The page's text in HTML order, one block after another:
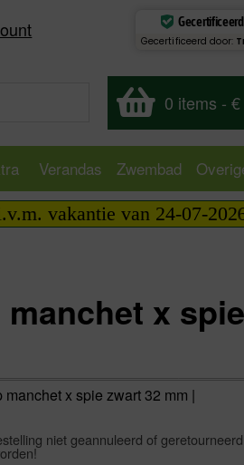
Gecertificeerd door:
0 items -
Verandas Zwembad
van 24-07-2026 t/
manchet x spie
x spie zwart 32 mm |
niet geannuleerd of geretourneerd